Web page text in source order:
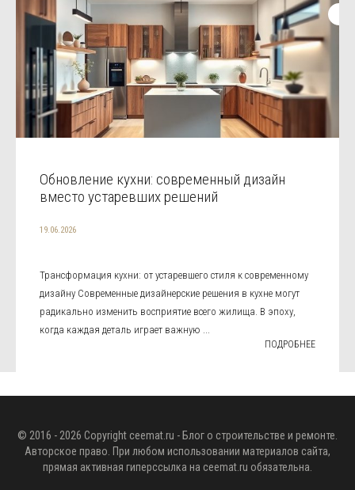
Обновление кухни: современный дизайн
вместо устаревших решений
19.06.2026
Трансформация кухни: от устаревшего стиля к современному
дизайну Современные дизайнерские решения в кухне могут
радикально изменить восприятие всего жилища. В эпоху,
когда каждая деталь играет важную ...
ПОДРОБНЕЕ
© 2016 - 2026 Copyright ceemat.ru - Блог о строительстве и ремонте.
Авторское право. При любом использовании материалов сайта,
прямая активная гиперссылка на ceemat.ru обязательна.